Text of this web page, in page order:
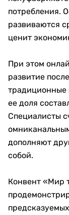
потребления.
развиваются
ценит
При этом
развитие
традиционные
ее доля
Специалисты
дополняют
собой.
Конвент «Мир